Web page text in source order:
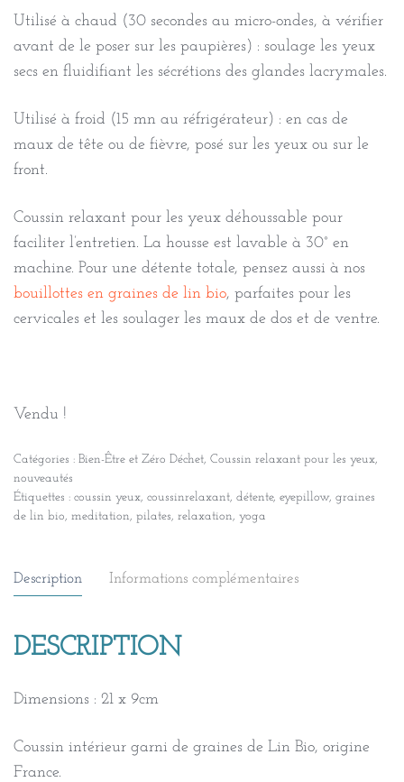
Utilisé à chaud (30 secondes au micro-ondes, à vérifier
avant de le poser sur les paupières) : soulage les yeux
secs en fluidifiant les sécrétions des glandes lacrymales.
Utilisé à froid (15 mn au réfrigérateur) : en cas de
maux de tête ou de fièvre, posé sur les yeux ou sur le
front.
Coussin relaxant pour les yeux déhoussable pour
faciliter l’entretien. La housse est lavable à 30° en
machine. Pour une détente totale, pensez aussi à nos
bouillottes en graines de lin bio, parfaites pour les
cervicales et les soulager les maux de dos et de ventre.
Vendu !
Catégories : Bien-Être et Zéro Déchet, Coussin relaxant pour les yeux,
nouveautés
Étiquettes : coussin yeux, coussinrelaxant, détente, eyepillow, graines
de lin bio, meditation, pilates, relaxation, yoga
Description Informations complémentaires
DESCRIPTION
Dimensions : 21 x 9cm
Coussin intérieur garni de graines de Lin Bio, origine
France.